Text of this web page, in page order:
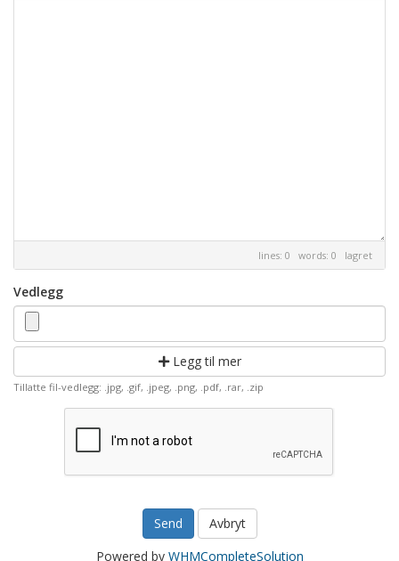
lines: 0 words: 0 lagret
Vedlegg
Legg til mer
Tillatte fil-vedlegg: .jpg, .gif, .jpeg, .png, .pdf, .rar, .zip
Avbryt
Powered by WHMCompleteSolution